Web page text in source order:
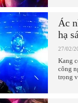
Ác
hạ
27/02/
Kang
công
trọng